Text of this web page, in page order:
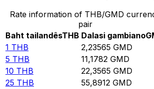
Rate information of THB/GMD
pair
Baht tailandêsTHB Dalasi gambiano
1 THB 2,23565 GMD
5 THB 11,1782 GMD
10 THB 22,3565 GMD
25 THB 55,8912 GMD